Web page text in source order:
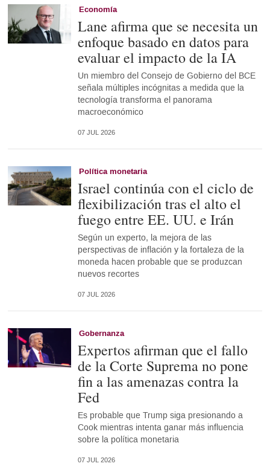
Economía
Lane afirma que se necesita un
enfoque basado en datos para
evaluar el impacto de la IA
Un miembro del Consejo de Gobierno del BCE
señala múltiples incógnitas a medida que la
tecnología transforma el panorama
macroeconómico
07 JUL 2026
Política monetaria
Israel continúa con el ciclo de
flexibilización tras el alto el
fuego entre EE. UU. e Irán
Según un experto, la mejora de las
perspectivas de inflación y la fortaleza de la
moneda hacen probable que se produzcan
nuevos recortes
07 JUL 2026
Gobernanza
Expertos afirman que el fallo
de la Corte Suprema no pone
fin a las amenazas contra la
Fed
Es probable que Trump siga presionando a
Cook mientras intenta ganar más influencia
sobre la política monetaria
07 JUL 2026